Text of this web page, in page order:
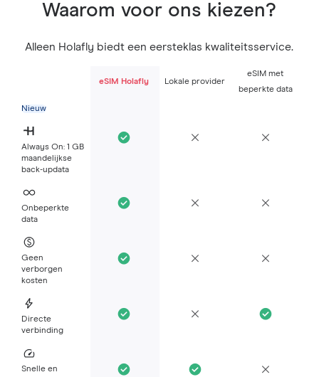
Waarom voor ons kiezen?
Alleen Holafly biedt een eersteklas kwaliteitsservice.
eSIM Holafly Lokale provider
eSIM met
beperkte data
Nieuw
Always On: 1 GB
maandelijkse
back-updata
Onbeperkte
data
Geen
verborgen
kosten
Directe
verbinding
Snelle en